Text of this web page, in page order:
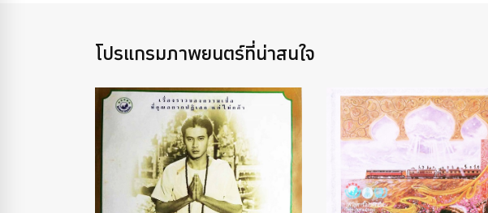
โปรแกรมภาพยนตร์ที่น่าสนใจ